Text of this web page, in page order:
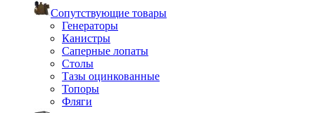
Сопутствующие товары
Генераторы
Канистры
Саперные лопаты
Столы
Тазы оцинкованные
Топоры
Фляги